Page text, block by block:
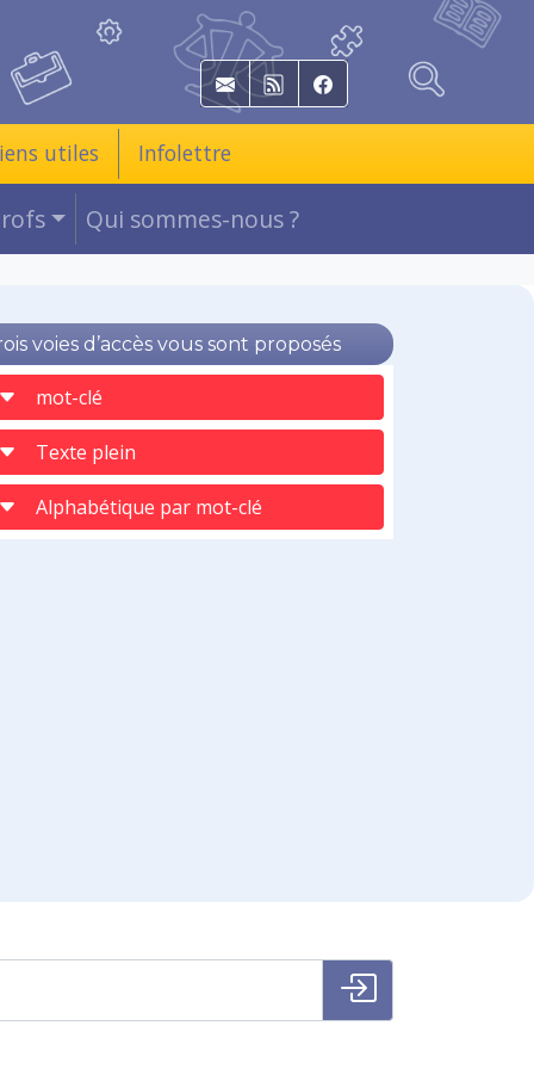
E-mail RSS Facebook
utiles Infolettre
Qui sommes-nous ?
voies d’accès vous sont proposés
mot-clé
Texte plein
Alphabétique par mot-clé